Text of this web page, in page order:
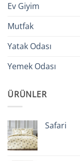
Ev Giyim
Mutfak
Yatak Odası
Yemek Odası
ÜRÜNLER
Safari